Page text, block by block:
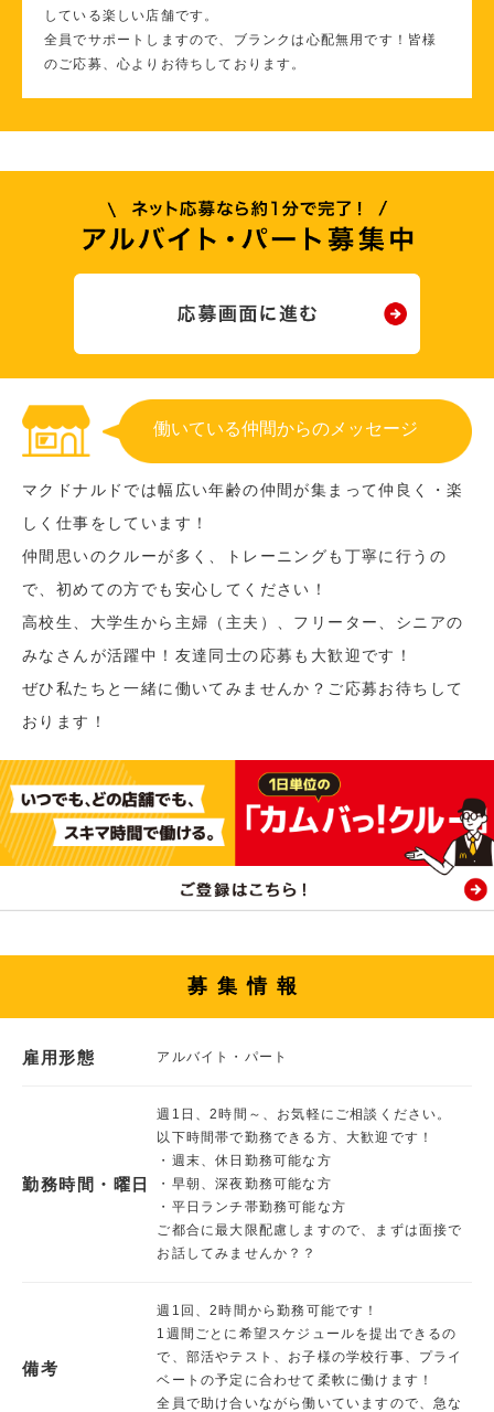
している楽しい店舗です。
全員でサポートしますので、ブランクは心配無用です！皆様
のご応募、心よりお待ちしております。
働いている仲間からのメッセージ
マクドナルドでは幅広い年齢の仲間が集まって仲良く・楽
しく仕事をしています！
仲間思いのクルーが多く、トレーニングも丁寧に行うの
で、初めての方でも安心してください！
高校生、大学生から主婦（主夫）、フリーター、シニアの
みなさんが活躍中！友達同士の応募も大歓迎です！
ぜひ私たちと一緒に働いてみませんか？ご応募お待ちして
おります！
募集情報
雇用形態 アルバイト・パート
勤務時間・曜日
週1日、2時間～、お気軽にご相談ください。
以下時間帯で勤務できる方、大歓迎です！
・週末、休日勤務可能な方
・早朝、深夜勤務可能な方
・平日ランチ帯勤務可能な方
ご都合に最大限配慮しますので、まずは面接で
お話してみませんか？？
備考
週1回、2時間から勤務可能です！
1週間ごとに希望スケジュールを提出できるの
で、部活やテスト、お子様の学校行事、プライ
ベートの予定に合わせて柔軟に働けます！
全員で助け合いながら働いていますので、急な